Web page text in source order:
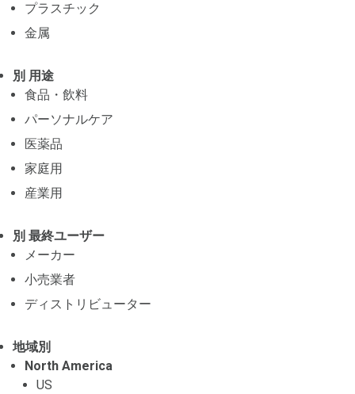
プラスチック
金属
別 用途
食品・飲料
パーソナルケア
医薬品
家庭用
産業用
別 最終ユーザー
メーカー
小売業者
ディストリビューター
地域別
North America
US